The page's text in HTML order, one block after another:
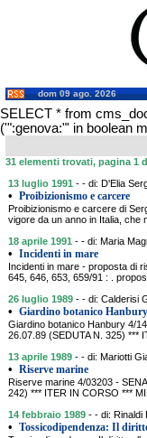
dom 09 ago. 2026
SELECT * from
('":genova:"' in boolean
31 elementi trovati, pagina 1
13 luglio 1991 - - di: D'Elia
• Proibizionismo e carcere
Proibizionismo e carcere di
vigore da un anno in Italia, che
18 aprile 1991 - - di: Maria
• Incidenti in mare
Incidenti in mare - proposta di
645, 646, 653, 659/91 : .
26 luglio 1989 - - di: Calderisi
• Giardino botanico Hanbury
Giardino botanico Hanbury 4/
26.07.89 (SEDUTA N. 325) ***
13 aprile 1989 - - di: Mariotti
• Riserve marine
Riserve marine 4/03203 -
242) *** ITER IN CORSO ***
14 febbraio 1989 - - di: Rinaldi
• Tossicodipendenza: Il